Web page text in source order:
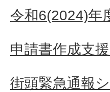
令和6(2024)年
申請書作成支
街頭緊急通報